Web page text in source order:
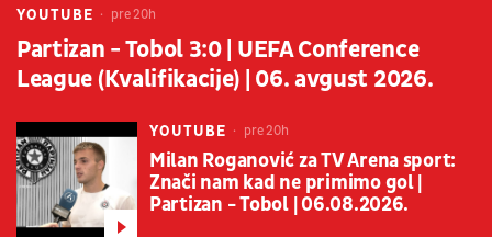
YOUTUBE pre 20h
Partizan - Tobol 3:0 | UEFA Conference
League (Kvalifikacije) | 06. avgust 2026.
YOUTUBE pre 20h
Milan Roganović za TV Arena sport:
Znači nam kad ne primimo gol |
Partizan - Tobol | 06.08.2026.